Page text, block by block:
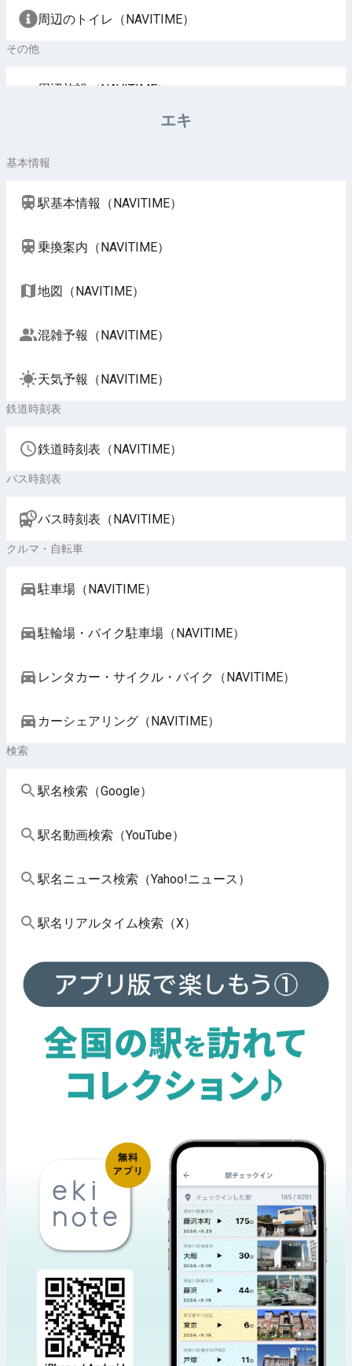
周辺のトイレ（NAVITIME）
その他
周辺施設（NAVITIME）
エキ
基本情報
駅基本情報（NAVITIME）
乗換案内（NAVITIME）
地図（NAVITIME）
混雑予報（NAVITIME）
天気予報（NAVITIME）
鉄道時刻表
鉄道時刻表（NAVITIME）
バス時刻表
バス時刻表（NAVITIME）
クルマ・自転車
駐車場（NAVITIME）
駐輪場・バイク駐車場（NAVITIME）
レンタカー・サイクル・バイク（NAVITIME）
カーシェアリング（NAVITIME）
検索
駅名検索（Google）
駅名動画検索（YouTube）
駅名ニュース検索（Yahoo!ニュース）
駅名リアルタイム検索（X）